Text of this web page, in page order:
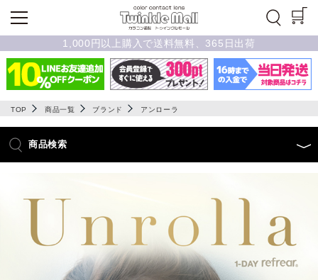
1,000円以上購入で送料無料、365日出荷
TOP 商品一覧 ブランド アンローラ
商品検索